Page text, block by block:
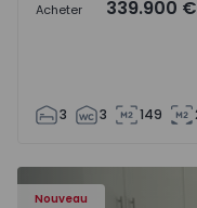
Acheter 339.900 €
3 3 149
Nouveau
Appartement T2